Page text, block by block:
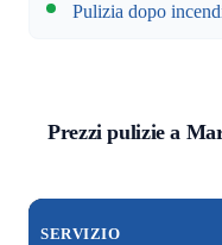
Pulizia dopo
Prezzi pulizie a
SERVIZIO